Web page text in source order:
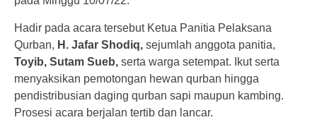
Hadir pada acara tersebut Ketua Panitia Pelaksana
Qurban, H. Jafar Shodiq, sejumlah anggota panitia,
Toyib, Sutam Sueb, serta warga setempat. Ikut serta
menyaksikan pemotongan hewan qurban hingga
pendistribusian daging qurban sapi maupun kambing.
Prosesi acara berjalan tertib dan lancar.